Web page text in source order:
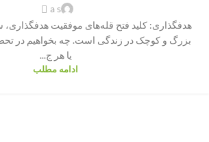
a s
هدفگذاری: کلید فتح قله‌های موفقیت هدفگذاری،
بزرگ و کوچک در زندگی است. چه بخواهیم در
یا هر ج...
ادامه مطلب